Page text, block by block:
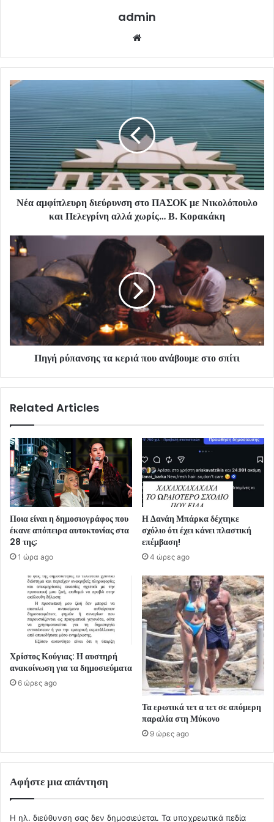
admin
Νέα αμφίπλευρη διεύρυνση στο ΠΑΣΟΚ με Νικολόπουλο
και Πελεγρίνη αλλά χωρίς… Β. Κορακάκη
Πηγή ρύπανσης τα κεριά που ανάβουμε στο σπίτι
Related Articles
Ποια είναι η δημοσιογράφος που
έκανε απόπειρα αυτοκτονίας στα
28 της;
1 ώρα ago
Η Δανάη Μπάρκα δέχτηκε
σχόλιο ότι έχει κάνει πλαστική
επέμβαση!
4 ώρες ago
Χρίστος Κούγιας: Η αυστηρή
ανακοίνωση για τα δημοσιεύματα
6 ώρες ago
Τα ερωτικά τετ α τετ σε απόμερη
παραλία στη Μύκονο
9 ώρες ago
Αφήστε μια απάντηση
Η ηλ. διεύθυνση σας δεν δημοσιεύεται. Τα υποχρεωτικά πεδία